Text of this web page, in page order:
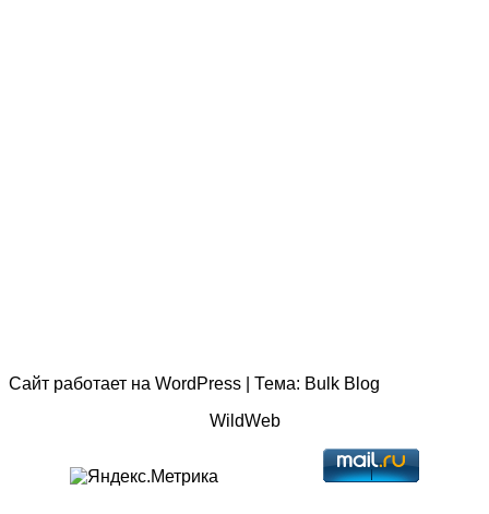
Сайт работает на WordPress Тема: Bulk Blog
WildWeb